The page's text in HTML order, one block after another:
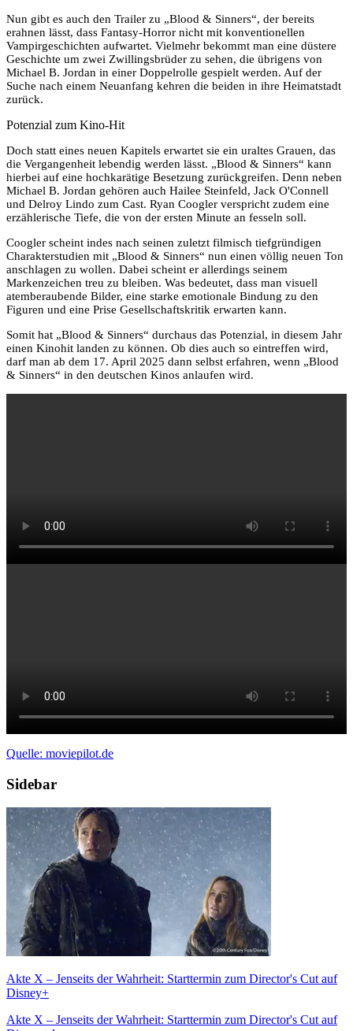
Nun gibt es auch den Trailer zu „Blood & Sinners“, der bereits
erahnen lässt, dass Fantasy-Horror nicht mit konventionellen
Vampirgeschichten aufwartet. Vielmehr bekommt man eine düstere
Geschichte um zwei Zwillingsbrüder zu sehen, die übrigens von
Michael B. Jordan in einer Doppelrolle gespielt werden. Auf der
Suche nach einem Neuanfang kehren die beiden in ihre Heimatstadt
zurück.
Potenzial zum Kino-Hit
Doch statt eines neuen Kapitels erwartet sie ein uraltes Grauen, das
die Vergangenheit lebendig werden lässt. „Blood & Sinners“ kann
hierbei auf eine hochkarätige Besetzung zurückgreifen. Denn neben
Michael B. Jordan gehören auch Hailee Steinfeld, Jack O'Connell
und Delroy Lindo zum Cast. Ryan Coogler verspricht zudem eine
erzählerische Tiefe, die von der ersten Minute an fesseln soll.
Coogler scheint indes nach seinen zuletzt filmisch tiefgründigen
Charakterstudien mit „Blood & Sinners“ nun einen völlig neuen Ton
anschlagen zu wollen. Dabei scheint er allerdings seinem
Markenzeichen treu zu bleiben. Was bedeutet, dass man visuell
atemberaubende Bilder, eine starke emotionale Bindung zu den
Figuren und eine Prise Gesellschaftskritik erwarten kann.
Somit hat „Blood & Sinners“ durchaus das Potenzial, in diesem Jahr
einen Kinohit landen zu können. Ob dies auch so eintreffen wird,
darf man ab dem 17. April 2025 dann selbst erfahren, wenn „Blood
& Sinners“ in den deutschen Kinos anlaufen wird.
Quelle: moviepilot.de
Sidebar
Akte X – Jenseits der Wahrheit: Starttermin zum Director's Cut auf
Disney+
Akte X – Jenseits der Wahrheit: Starttermin zum Director's Cut auf